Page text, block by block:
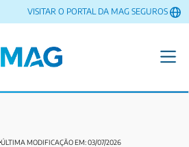
VISITAR O PORTAL DA MAG SEGUROS
ÚLTIMA MODIFICAÇÃO EM: 03/07/2026